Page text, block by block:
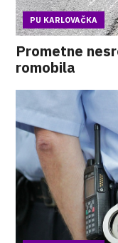
PU KARLOVAČKA
Prometne
romobila